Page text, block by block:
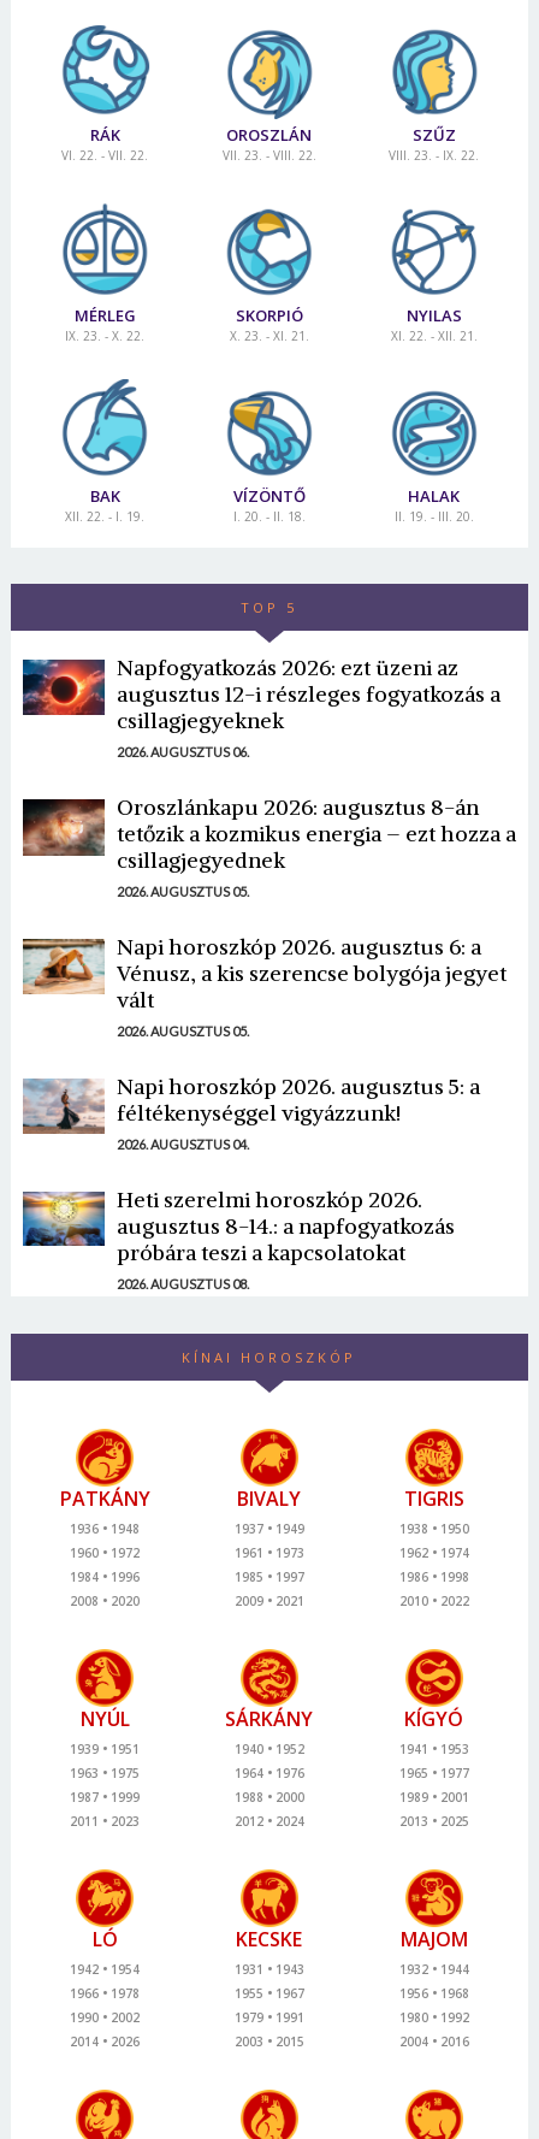
RÁK
VI. 22. - VII. 22.
OROSZLÁN
VII. 23. - VIII. 22.
SZŰZ
VIII. 23. - IX. 22.
MÉRLEG
IX. 23. - X. 22.
SKORPIÓ
X. 23. - XI. 21.
NYILAS
XI. 22. - XII. 21.
BAK
XII. 22. - I. 19.
VÍZÖNTŐ
I. 20. - II. 18.
HALAK
II. 19. - III. 20.
TOP 5
Napfogyatkozás 2026: ezt üzeni az
augusztus 12-i részleges fogyatkozás a
csillagjegyeknek
2026. AUGUSZTUS 06.
Oroszlánkapu 2026: augusztus 8-án
tetőzik a kozmikus energia – ezt hozza a
csillagjegyednek
2026. AUGUSZTUS 05.
Napi horoszkóp 2026. augusztus 6: a
Vénusz, a kis szerencse bolygója jegyet
vált
2026. AUGUSZTUS 05.
Napi horoszkóp 2026. augusztus 5: a
féltékenységgel vigyázzunk!
2026. AUGUSZTUS 04.
Heti szerelmi horoszkóp 2026.
augusztus 8-14.: a napfogyatkozás
próbára teszi a kapcsolatokat
2026. AUGUSZTUS 08.
KÍNAI HOROSZKÓP
PATKÁNY
1936
1948
1960
1972
1984
1996
2008
2020
BIVALY
1937
1949
1961
1973
1985
1997
2009
2021
TIGRIS
1938
1950
1962
1974
1986
1998
2010
2022
NYÚL
1939
1951
1963
1975
1987
1999
2011
2023
SÁRKÁNY
1940
1952
1964
1976
1988
2000
2012
2024
KÍGYÓ
1941
1953
1965
1977
1989
2001
2013
2025
LÓ
1942
1954
1966
1978
1990
2002
2014
2026
KECSKE
1931
1943
1955
1967
1979
1991
2003
2015
MAJOM
1932
1944
1956
1968
1980
1992
2004
2016